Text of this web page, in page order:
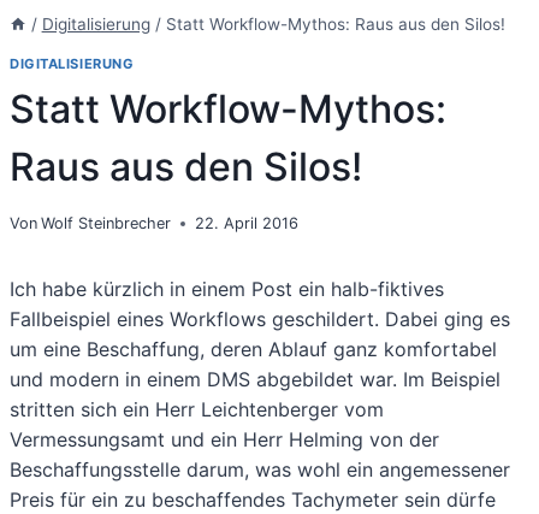
/ Digitalisierung / Statt Workflow-Mythos: Raus aus den Silos!
DIGITALISIERUNG
Statt Workflow-Mythos:
Raus aus den Silos!
Von Wolf Steinbrecher 22. April 2016
Ich habe kürzlich in einem Post ein halb-fiktives
Fallbeispiel eines Workflows geschildert. Dabei ging es
um eine Beschaffung, deren Ablauf ganz komfortabel
und modern in einem DMS abgebildet war. Im Beispiel
stritten sich ein Herr Leichtenberger vom
Vermessungsamt und ein Herr Helming von der
Beschaffungsstelle darum, was wohl ein angemessener
Preis für ein zu beschaffendes Tachymeter sein dürfe